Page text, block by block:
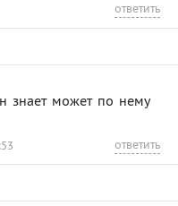
ответить
знает может по нему
ответить